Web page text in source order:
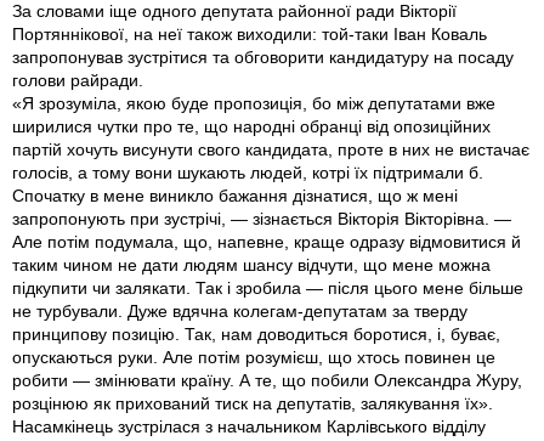
За словами іще одного депутата районної ради Вікторії
Портяннікової, на неї також виходили: той-таки Іван Коваль
запропонував зустрітися та обговорити кандидатуру на посаду
голови райради.
«Я зрозуміла, якою буде пропозиція, бо між депутатами вже
ширилися чутки про те, що народні обранці від опозиційних
партій хочуть висунути свого кандидата, проте в них не вистачає
голосів, а тому вони шукають людей, котрі їх підтримали б.
Спочатку в мене виникло бажання дізнатися, що ж мені
запропонують при зустрічі, — зізнається Вікторія Вікторівна. —
Але потім подумала, що, напевне, краще одразу відмовитися й
таким чином не дати людям шансу відчути, що мене можна
підкупити чи залякати. Так і зробила — після цього мене більше
не турбували. Дуже вдячна колегам-депутатам за тверду
принципову позицію. Так, нам доводиться боротися, і, буває,
опускаються руки. Але потім розумієш, що хтось повинен це
робити — змінювати країну. А те, що побили Олександра Журу,
розцінюю як прихований тиск на депутатів, залякування їх».
Насамкінець зустрілася з начальником Карлівського відділу